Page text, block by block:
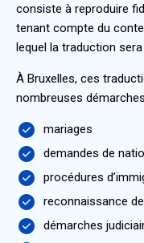
consiste à reproduire
tenant compte du
lequel la traduction sera
À Bruxelles, ces
nombreuses
mariages
demandes de
procédures
reconnaissance
démarches